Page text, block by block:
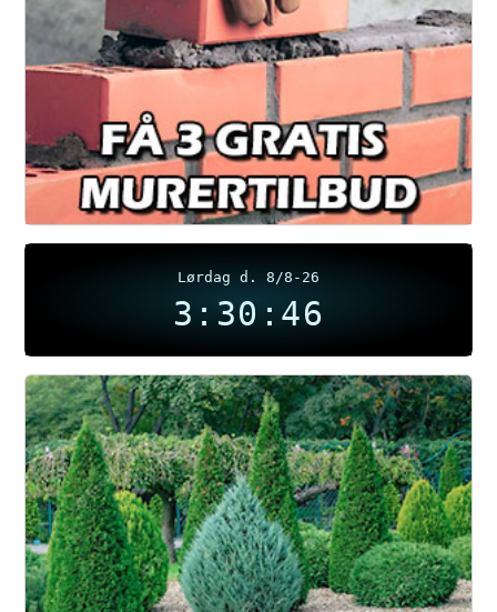
Lørdag d. 8/8-26
3:30:46